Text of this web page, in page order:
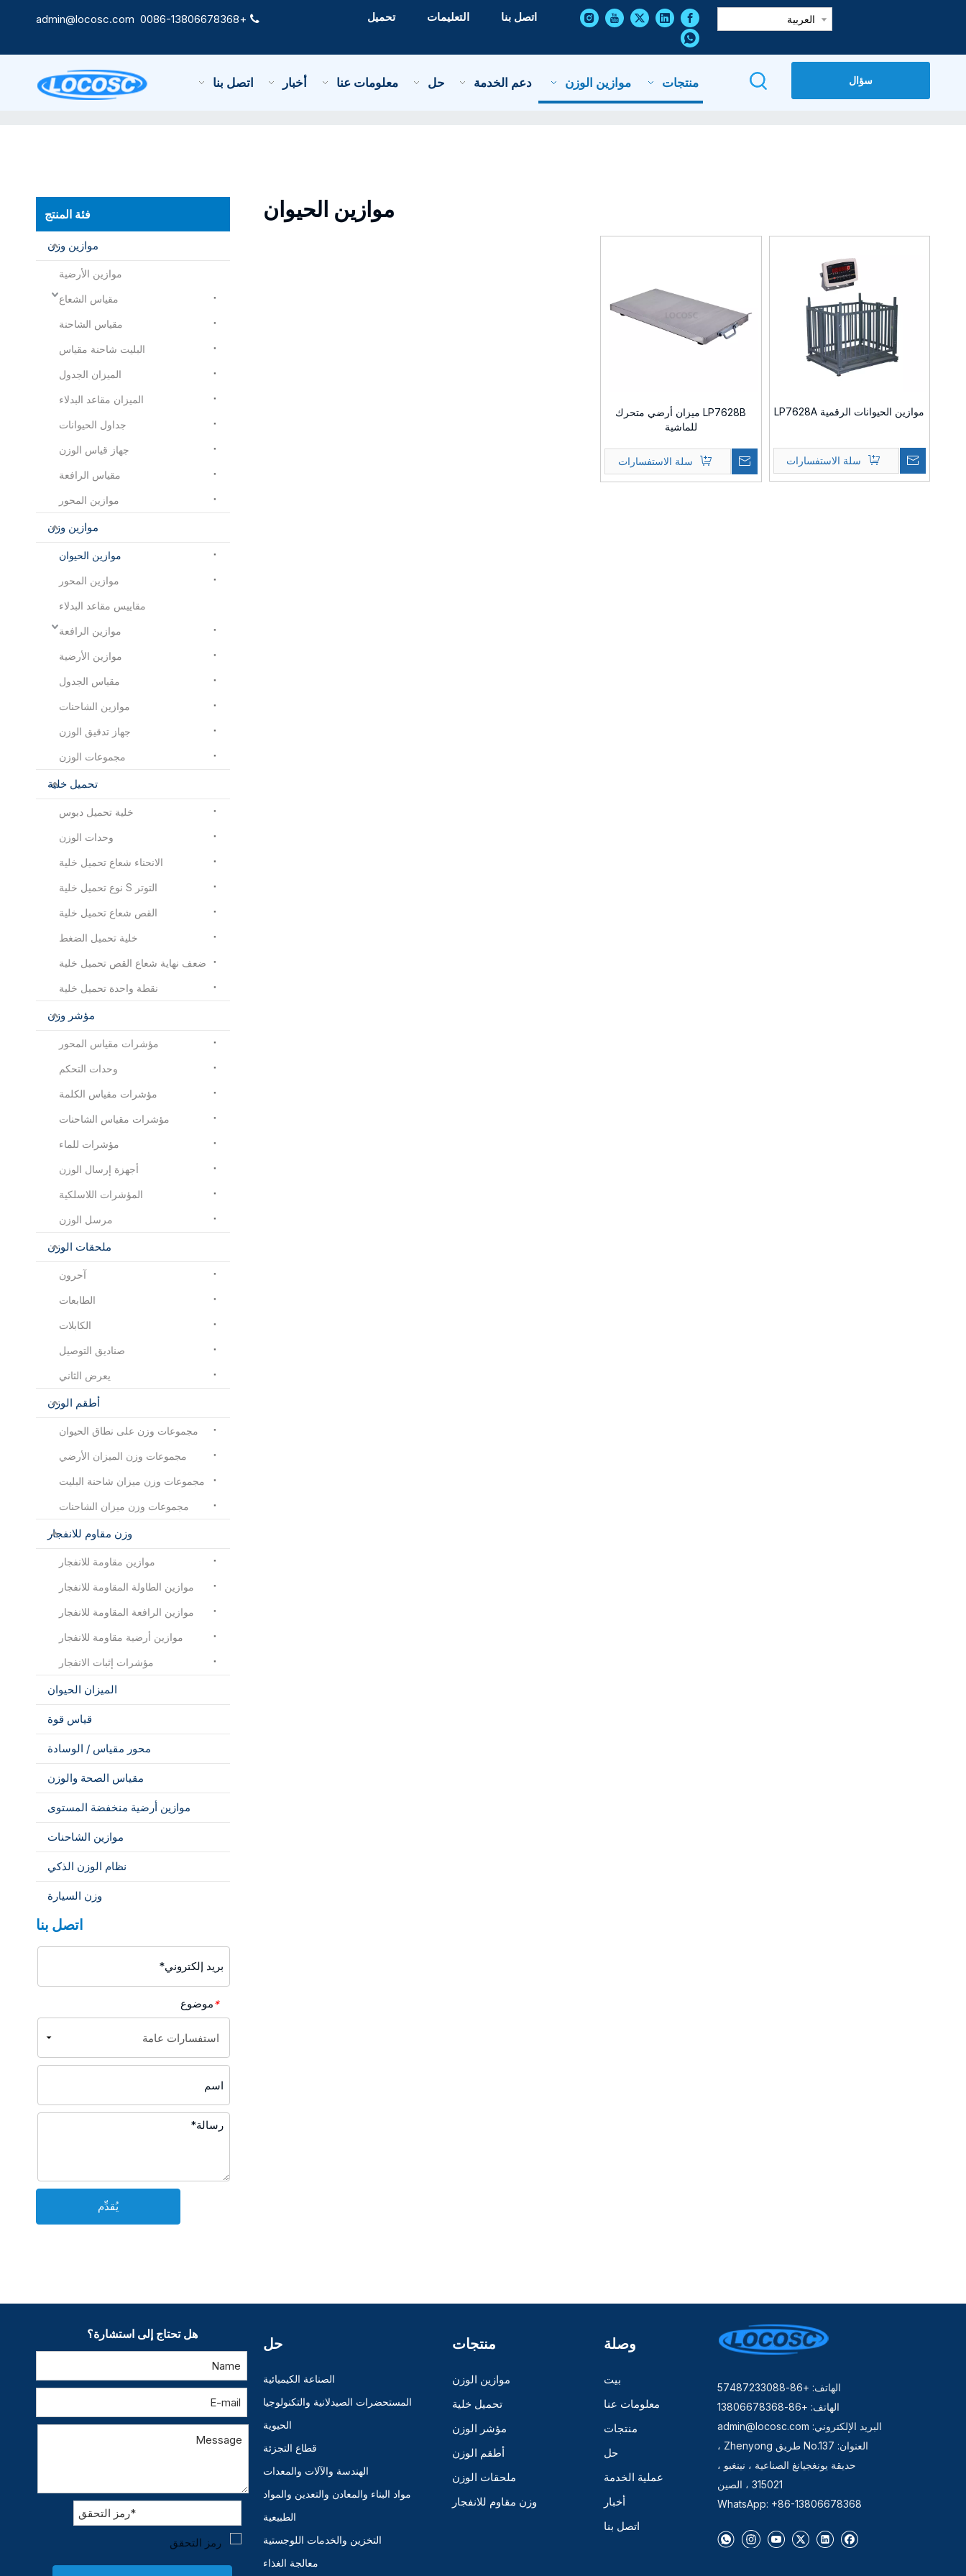

+0086-13806678368
admin@locosc.com اتصل بنا التعليمات تحميل العربية
منتجات موازين الوزن دعم الخدمة حل معلومات عنا أخبار اتصل بنا سؤال
موازين الحيوان
موازين الحيوانات الرقمية LP7628A
سلة الاستفسارات
LP7628B ميزان أرضي متحرك
للماشية
سلة الاستفسارات
فئة المنتج
موازين وزن
موازين الأرضية
مقياس الشعاع
مقياس الشاحنة
البليت شاحنة مقياس
الميزان الجدول
الميزان مقاعد البدلاء
جداول الحيوانات
جهاز قياس الوزن
مقياس الرافعة
موازين المحور
موازين وزن
موازين الحيوان
موازين المحور
مقاييس مقاعد البدلاء
موازين الرافعة
موازين الأرضية
مقياس الجدول
موازين الشاحنات
جهاز تدقيق الوزن
مجموعات الوزن
تحميل خلية
خلية تحميل دبوس
وحدات الوزن
الانحناء شعاع تحميل خلية
التوتر S نوع تحميل خلية
القص شعاع تحميل خلية
خلية تحميل الضغط
ضعف نهاية شعاع القص تحميل خلية
نقطة واحدة تحميل خلية
مؤشر وزن
مؤشرات مقياس المحور
وحدات التحكم
مؤشرات مقياس الكلمة
مؤشرات مقياس الشاحنات
مؤشرات للماء
أجهزة إرسال الوزن
المؤشرات اللاسلكية
مرسل الوزن
ملحقات الوزن
آحرون
الطابعات
الكابلات
صناديق التوصيل
يعرض الثاني
أطقم الوزن
مجموعات وزن على نطاق الحيوان
مجموعات وزن الميزان الأرضي
مجموعات وزن ميزان شاحنة البليت
مجموعات وزن ميزان الشاحنات
وزن مقاوم للانفجار
موازين مقاومة للانفجار
موازين الطاولة المقاومة للانفجار
موازين الرافعة المقاومة للانفجار
موازين أرضية مقاومة للانفجار
مؤشرات إثبات الانفجار
الميزان الحيوان
قياس قوة
محور مقياس / الوسادة
مقياس الصحة والوزن
موازين أرضية منخفضة المستوى
موازين الشاحنات
نظام الوزن الذكي
وزن السيارة
اتصل بنا
*موضوع
يُقدِّم
الهاتف: +86-57487233088
الهاتف: +86-13806678368
البريد الإلكتروني: admin@locosc.com
العنوان: No.137 طريق Zhenyong ،
حديقة يونغجيانغ الصناعية ، نينغبو ،
315021 ، الصين
WhatsApp: +86-13806678368
وصلة
بيت
معلومات عنا
منتجات
حل
عملية الخدمة
أخبار
اتصل بنا
منتجات
موازين الوزن
تحميل خلية
مؤشر الوزن
أطقم الوزن
ملحقات الوزن
وزن مقاوم للانفجار
حل
الصناعة الكيميائية
المستحضرات الصيدلانية والتكنولوجيا
الحيوية
قطاع التجزئة
الهندسة والآلات والمعدات
مواد البناء والمعادن والتعدين والمواد
الطبيعية
التخزين والخدمات اللوجستية
معالجة الغذاء
هل تحتاج إلى استشارة؟